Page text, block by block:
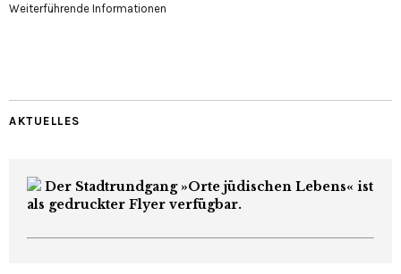
Weiterführende Informationen
AKTUELLES
Der Stadtrundgang »Orte jüdischen Lebens« ist
als gedruckter Flyer verfügbar.